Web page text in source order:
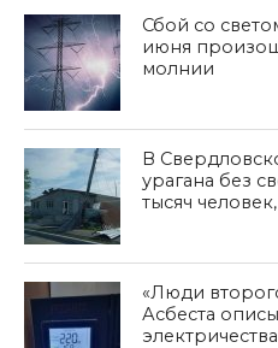
Сбой со
июня
молнии
В
урагана без
тысяч
«Люди
Асбеста
электричества